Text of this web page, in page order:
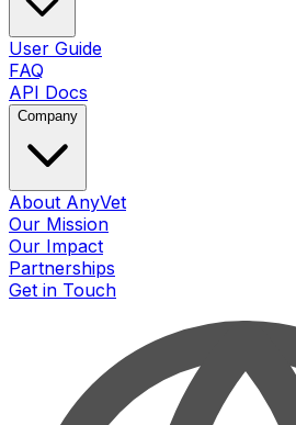
User Guide
FAQ
API Docs
Company
About AnyVet
Our Mission
Our Impact
Partnerships
Get in Touch